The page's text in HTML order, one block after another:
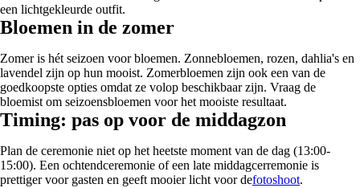
een lichtgekleurde outfit.
Bloemen in de zomer
Zomer is hét seizoen voor bloemen. Zonnebloemen, rozen, dahlia's en
lavendel zijn op hun mooist. Zomerbloemen zijn ook een van de
goedkoopste opties omdat ze volop beschikbaar zijn. Vraag de
bloemist om seizoensbloemen voor het mooiste resultaat.
Timing: pas op voor de middagzon
Plan de ceremonie niet op het heetste moment van de dag (13:00-
15:00). Een ochtendceremonie of een late middagcerremonie is
prettiger voor gasten en geeft mooier licht voor defotoshoot.